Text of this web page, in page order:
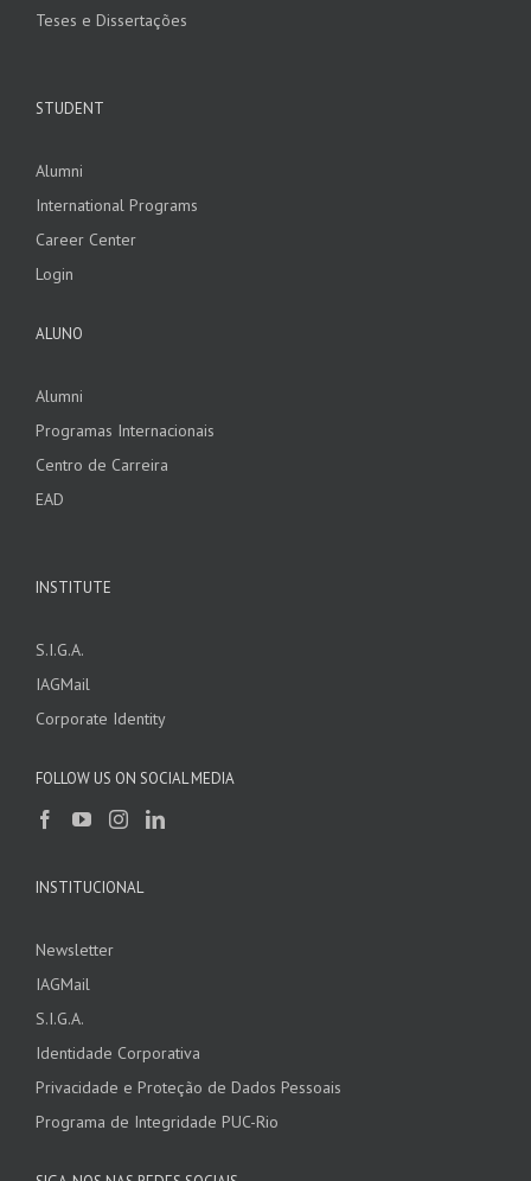
Teses e Dissertações
STUDENT
Alumni
International Programs
Career Center
Login
ALUNO
Alumni
Programas Internacionais
Centro de Carreira
EAD
INSTITUTE
S.I.G.A.
IAGMail
Corporate Identity
FOLLOW US ON SOCIAL MEDIA
INSTITUCIONAL
Newsletter
IAGMail
S.I.G.A.
Identidade Corporativa
Privacidade e Proteção de Dados Pessoais
Programa de Integridade PUC-Rio